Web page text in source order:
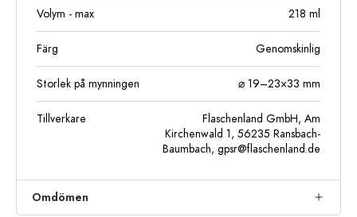
Volym - max 218 ml
Färg Genomskinlig
Storlek på mynningen ⌀ 19–23×33 mm
Tillverkare
Flaschenland GmbH, Am
Kirchenwald 1, 56235 Ransbach-
Baumbach, gpsr@flaschenland.de
Omdömen